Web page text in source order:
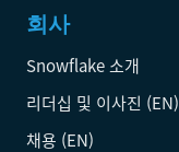
회사
Snowflake 소개
리더십 및 이사진 (EN)
채용 (EN)